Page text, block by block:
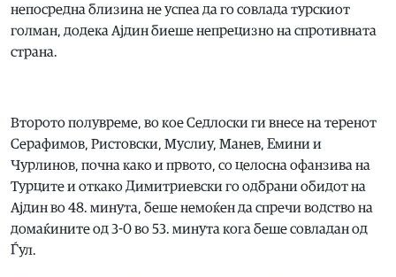
непосредна близина не успеа да го совлада турскиот
голман, додека Ајдин биеше непрецизно на спротивната
страна.
Второто полувреме, во кое Седлоски ги внесе на теренот
Серафимов, Ристовски, Муслиу, Манев, Емини и
Чурлинов, почна како и првото, со целосна офанзива на
Турците и откако Димитриевски го одбрани обидот на
Ајдин во 48. минута, беше немоќен да спречи водство на
домаќините од 3-0 во 53. минута кога беше совладан од
Ѓул.